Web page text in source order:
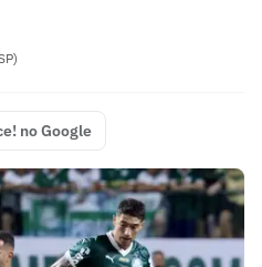
no Google